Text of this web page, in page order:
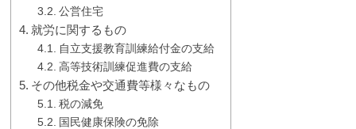
公営住宅
就労に関するもの
自立支援教育訓練給付金の支給
高等技術訓練促進費の支給
その他税金や交通費等様々なもの
税の減免
国民健康保険の免除